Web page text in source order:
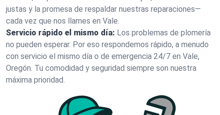
justas y la promesa de respaldar nuestras reparaciones—
cada vez que nos llames en Vale.
Servicio rápido el mismo día: Los problemas de plomería
no pueden esperar. Por eso respondemos rápido, a menudo
con servicio el mismo día o de emergencia 24/7 en Vale,
Oregón. Tu comodidad y seguridad siempre son nuestra
máxima prioridad.